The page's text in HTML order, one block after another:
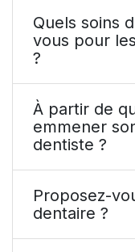
Quels soins
vous pour
?
À partir de
emmener
dentiste ?
Proposez-
dentaire ?